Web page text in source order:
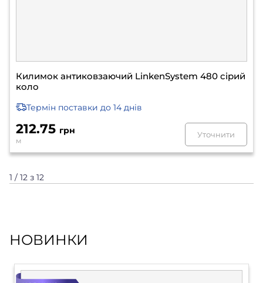
Килимок антиковзаючий LinkenSystem 480 сірий
коло
Термін поставки до 14 днів
212.75 грн
м
Уточнити
1 / 12 з 12
НОВИНКИ